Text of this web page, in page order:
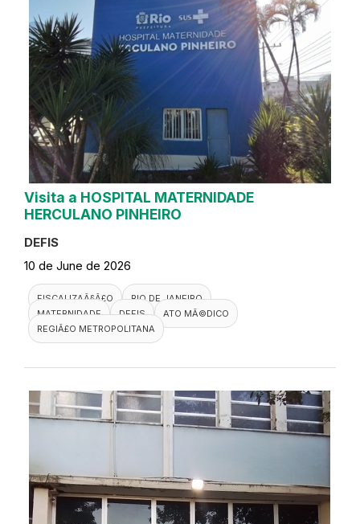
Visita a HOSPITAL MATERNIDADE
HERCULANO PINHEIRO
DEFIS
10 de June de 2026
FISCALIZAÃ§Ã£O
RIO DE JANEIRO
MATERNIDADE
DEFIS
ATO MÃ©DICO
REGIÃ£O METROPOLITANA